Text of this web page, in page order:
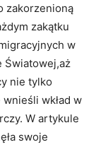
zakorzenioną
zakątku
w
Światowej,aż
nie tylko
wkład w
W artykule
swoje